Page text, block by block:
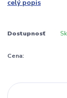
celý popis
Dostupnosť
Cena: